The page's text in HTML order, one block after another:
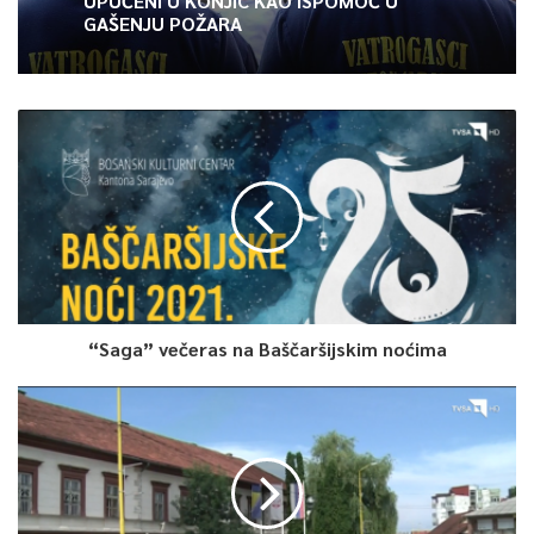
Reprezentativka Bosne i Hercegovine ove sezone je u sjajnoj
formi. Nakon izostanka sa uvodnih utrka radi problema sa
Švicarskoj, šesto mjesto na UCI HC utrci u Italiji, dok je na UCI
C1 utrci u Češkoj odnijela pobjedu. Naredni cilj za Tanović je
plasman među pet najboljih na svijetu.
– Lejla se vratila među deset najboljih i sigurno da svojom
kvalitetom i rezultatima to zaslužuje. Iako je velika čast vidjeti
zastavu naše države pored zastava svjetskih biciklističkih
velesila, jedan od naših ciljeva je ulazak u top 5 do kraja
Italiji, a na kojem će Lejla pokušati popraviti svoj prošlogodišnji
rezultat kada je zauzela osmo mjesto na Svjetskom prvenstvu
u Turskoj – izjavio je Lejlin trener Amar Njemčević.
GAŠENJU POŽARA
“Saga” večeras na Baščaršijskim noćima